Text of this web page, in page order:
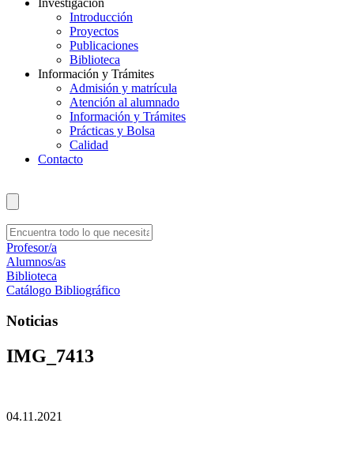
Investigación
Introducción
Proyectos
Publicaciones
Biblioteca
Información y Trámites
Admisión y matrícula
Atención al alumnado
Información y Trámites
Prácticas y Bolsa
Calidad
Contacto
Profesor/a
Alumnos/as
Biblioteca
Catálogo Bibliográfico
Noticias
IMG_7413
04.11.2021